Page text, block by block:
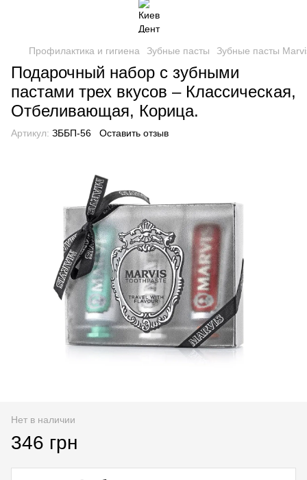
Профилактика и гигиена Зубные пасты Зубные пасты
Подарочный набор с зубными
пастами трех вкусов – Классическая,
Отбеливающая, Корица.
Артикул: ЗББП-56 Оставить отзыв
Нет в наличии
346 грн